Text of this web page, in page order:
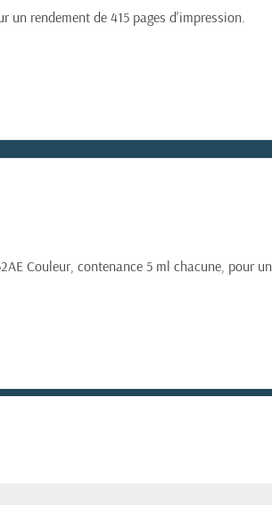
rendement de 415 pages d'impression.
Couleur, contenance 5 ml chacune, pour un